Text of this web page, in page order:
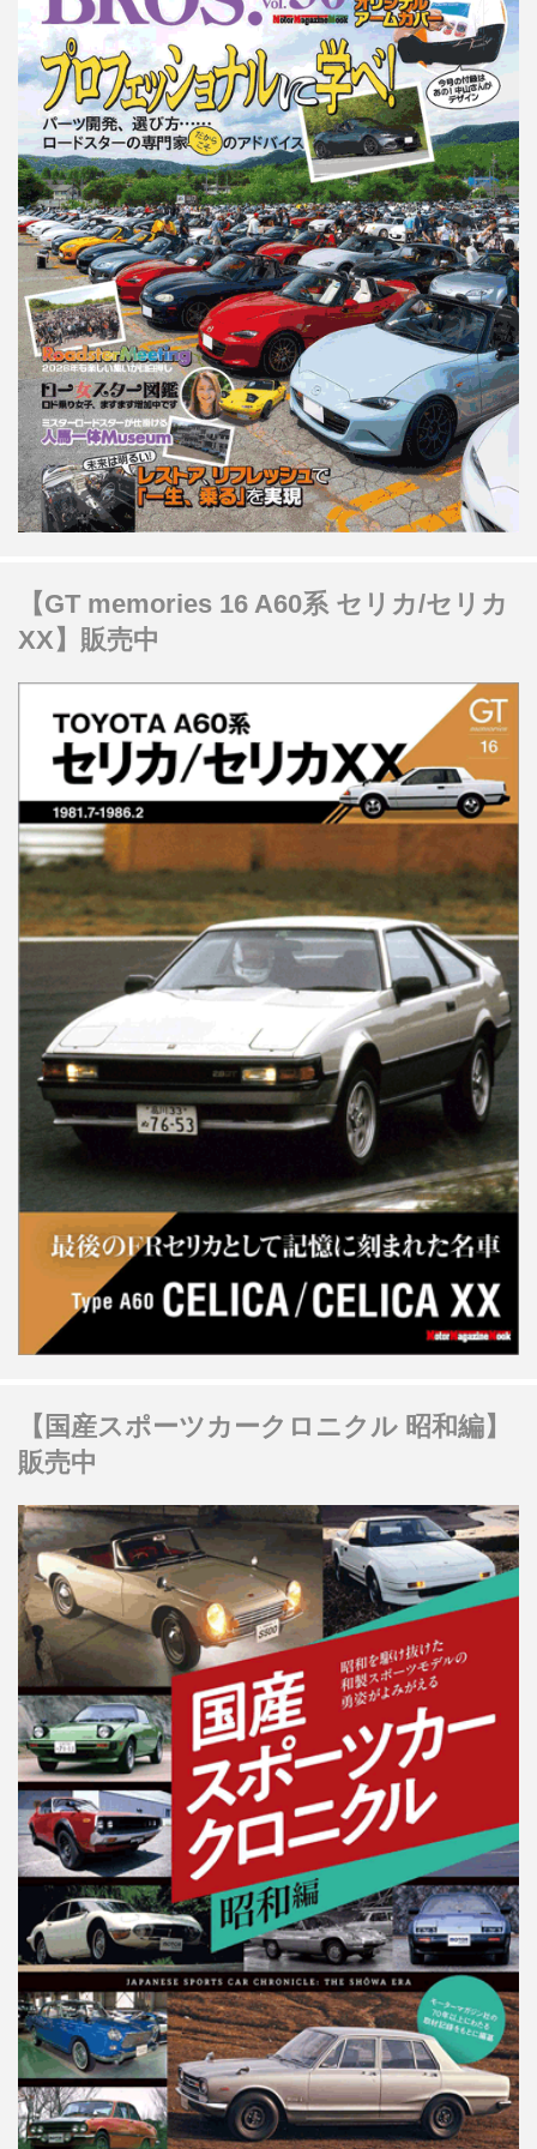
【GT memories 16 A60系 セリカ/セリカ
XX】販売中
【国産スポーツカークロニクル 昭和編】
販売中